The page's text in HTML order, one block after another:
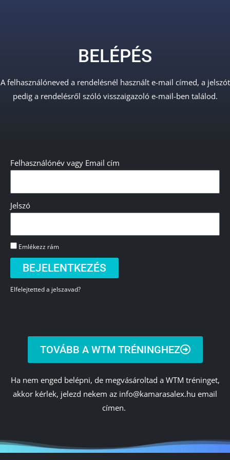
BELÉPÉS
A felhasználóneved a rendelésnél használt e-mail címed, a jelszót
pedig a rendelésről szóló visszaigazoló e-mail-ben találod.
Felhasználónév vagy Email cím
Jelszó
Emlékezz rám
BEJELENTKEZÉS
Elfelejtetted a jelszavad?
TOVÁBB A WTM TRÉNINGHEZ
Ha nem enged belépni, de megvásároltad a WTM tréninget,
akkor kérlek, jelezd nekem az info@kamarasalex.hu email
címen.